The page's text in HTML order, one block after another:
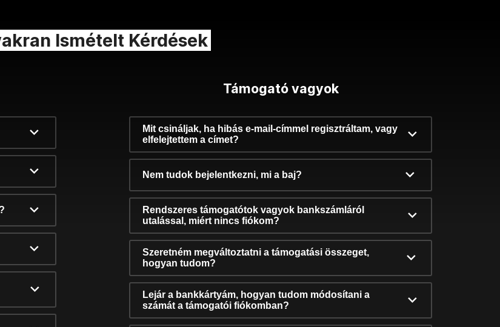
Ismételt Kérdések
Támogató vagyok
Mit csináljak, ha hibás e-mail-címmel regisztráltam, vagy
elfelejtettem a címet?
Nem tudok bejelentkezni, mi a baj?
Rendszeres támogatótok vagyok bankszámláról
utalással, miért nincs fiókom?
Szeretném megváltoztatni a támogatási összeget,
hogyan tudom?
Lejár a bankkártyám, hogyan tudom módosítani a
számát a támogatói fiókomban?